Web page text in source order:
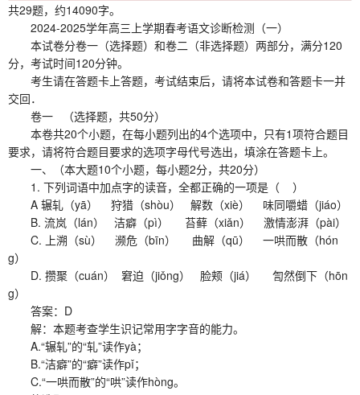
共29题，约14090字。
2024-2025学年高三上学期春考语文诊断检测（一）
本试卷分卷一（选择题）和卷二（非选择题）两部分，满分120
分，考试时间120分钟。
考生请在答题卡上答题，考试结束后，请将本试卷和答题卡一并
交回．
卷一 （选择题，共50分）
本卷共20个小题，在每小题列出的4个选项中，只有1项符合题目
要求，请将符合题目要求的选项字母代号选出，填涂在答题卡上。
一、（本大题10个小题，每小题2分，共20分）
1. 下列词语中加点字的读音，全都正确的一项是（ ）
A 辗轧（yā） 狩猎（shòu） 解数（xiè） 味同嚼蜡（jiáo）
B. 流岚（lán） 洁癖（pì） 苔藓（xiǎn） 激情澎湃（pài）
C. 上溯（sù） 濒危（bīn） 曲解（qū） 一哄而散（hón
g）
D. 攒聚（cuán） 窘迫（jiǒng） 脸颊（jiá） 訇然倒下（hōn
g）
答案：D
解：本题考查学生识记常用字字音的能力。
A.“辗轧”的“轧”读作yà；
B.“洁癖”的“癖”读作pǐ；
C.“一哄而散”的“哄”读作hòng。